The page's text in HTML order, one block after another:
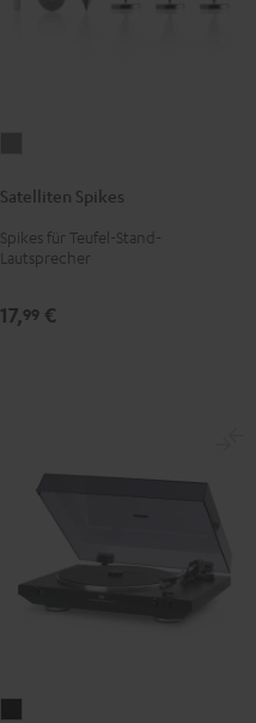
Titan
Satelliten Spikes
Spikes für Teufel-Stand-
Lautsprecher
17,99 €